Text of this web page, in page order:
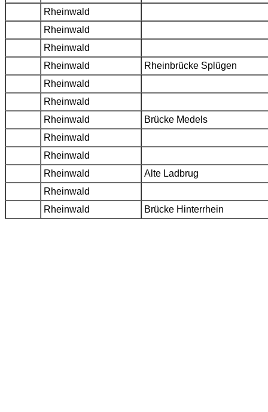
Rheinwald
Rheinwald
Rheinwald
Rheinwald
Rheinbrücke Splügen
Rheinwald
Rheinwald
Rheinwald
Brücke Medels
Rheinwald
Rheinwald
Rheinwald
Alte Ladbrug
Rheinwald
Rheinwald
Brücke Hinterrhein